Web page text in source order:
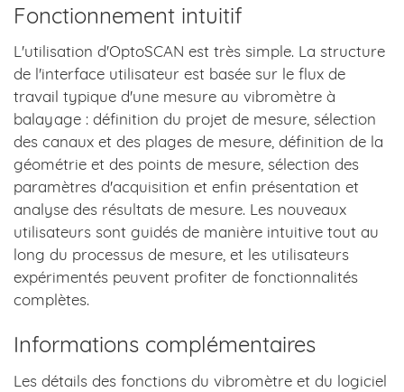
Fonctionnement intuitif
L'utilisation d'OptoSCAN est très simple. La structure
de l'interface utilisateur est basée sur le flux de
travail typique d'une mesure au vibromètre à
balayage : définition du projet de mesure, sélection
des canaux et des plages de mesure, définition de la
géométrie et des points de mesure, sélection des
paramètres d'acquisition et enfin présentation et
analyse des résultats de mesure. Les nouveaux
utilisateurs sont guidés de manière intuitive tout au
long du processus de mesure, et les utilisateurs
expérimentés peuvent profiter de fonctionnalités
complètes.
Informations complémentaires
Les détails des fonctions du vibromètre et du logiciel